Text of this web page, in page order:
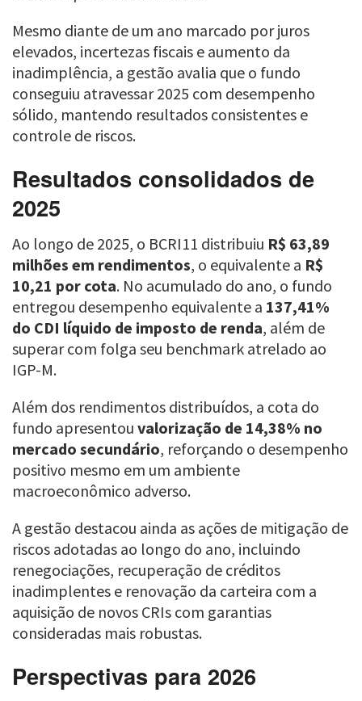
Mesmo diante de um ano marcado por juros
elevados, incertezas fiscais e aumento da
inadimplência, a gestão avalia que o fundo
conseguiu atravessar 2025 com desempenho
sólido, mantendo resultados consistentes e
controle de riscos.
Resultados consolidados de
2025
Ao longo de 2025, o BCRI11 distribuiu R$ 63,89
milhões em rendimentos, o equivalente a R$
10,21 por cota. No acumulado do ano, o fundo
entregou desempenho equivalente a 137,41%
do CDI líquido de imposto de renda, além de
superar com folga seu benchmark atrelado ao
IGP-M.
Além dos rendimentos distribuídos, a cota do
fundo apresentou valorização de 14,38% no
mercado secundário, reforçando o desempenho
positivo mesmo em um ambiente
macroeconômico adverso.
A gestão destacou ainda as ações de mitigação de
riscos adotadas ao longo do ano, incluindo
renegociações, recuperação de créditos
inadimplentes e renovação da carteira com a
aquisição de novos CRIs com garantias
consideradas mais robustas.
Perspectivas para 2026